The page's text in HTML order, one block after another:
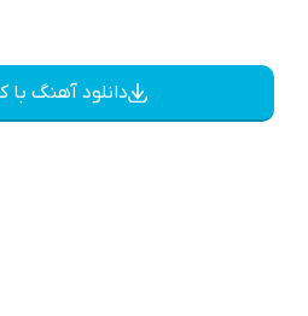
دانلود آهنگ با